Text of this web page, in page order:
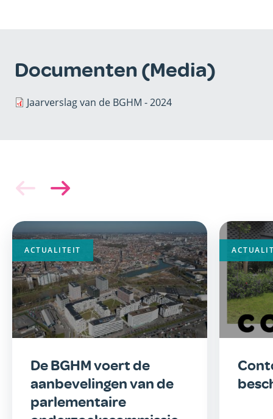
Documenten (Media)
Jaarverslag van de BGHM - 2024
De BGHM voert de
aanbevelingen van de
parlementaire
ACTUALITEIT